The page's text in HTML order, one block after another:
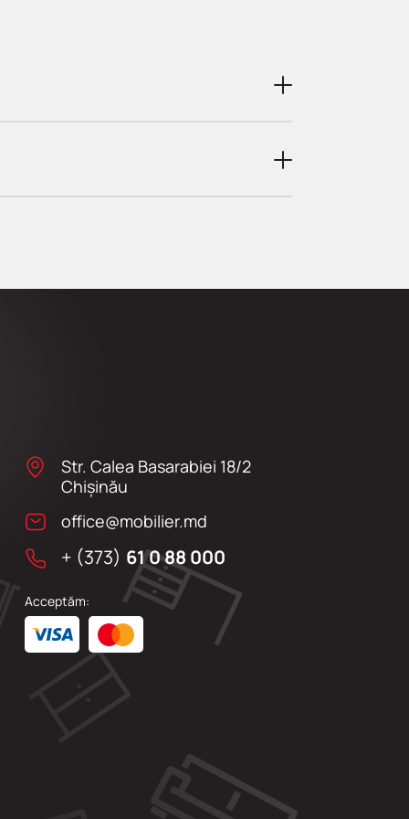
Str. Calea Basarabiei 18/2
Chişinău
office@mobilier.md
+ (373) 61 0 88 000
Acceptăm: